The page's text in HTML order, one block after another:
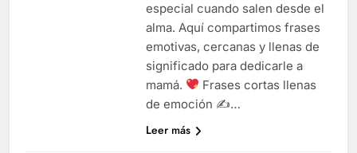
especial cuando salen desde el
alma. Aquí compartimos frases
emotivas, cercanas y llenas de
significado para dedicarle a
mamá.
Frases cortas llenas
de emoción ✍…
Leer más